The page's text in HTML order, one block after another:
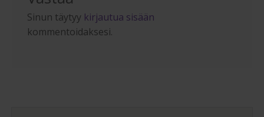
Sinun täytyy kirjautua sisään
kommentoidaksesi.